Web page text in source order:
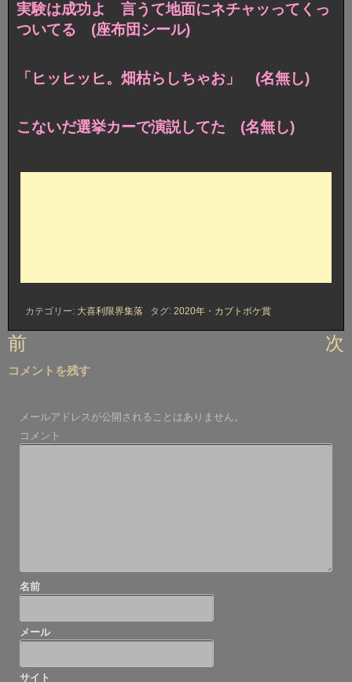
実験は成功よ 言うて地面にネチャッってくっ
ついてる (座布団シール)
「ヒッヒッヒ。畑枯らしちゃお」 (名無し)
こないだ選挙カーで演説してた (名無し)
カテゴリー: 大喜利限界集落 タグ: 2020年 ・ カブトボケ賞
投
ナ
ゲ
ー
前 次
コメントを残す
メールアドレスが公開されることはありません。
コメント
名前
メール
サイト